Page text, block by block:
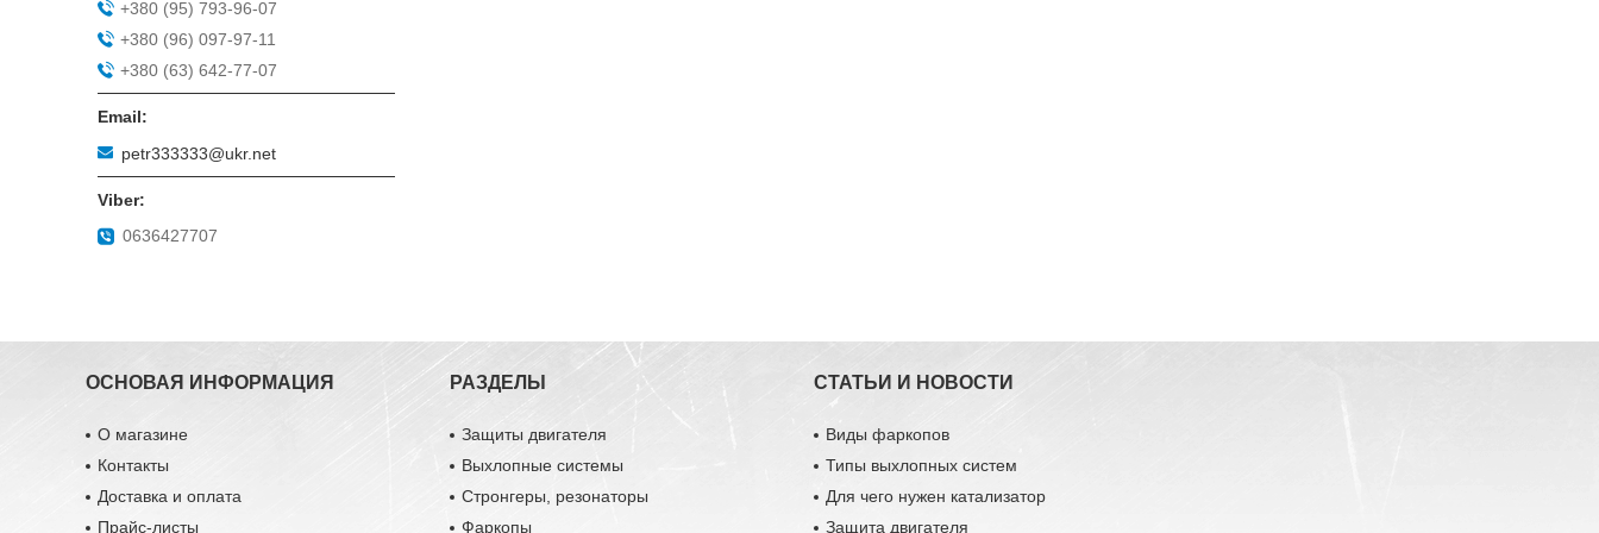
+380 (95) 793-96-07
+380 (96) 097-97-11
+380 (63) 642-77-07
petr333333@ukr.net
0636427707
ОСНОВАЯ ИНФОРМАЦИЯ
О магазине
Контакты
Доставка и оплата
Прайс-листы
РАЗДЕЛЫ
Защиты двигателя
Выхлопные системы
Стронгеры, резонаторы
Фаркопы
СТАТЬИ И НОВОСТИ
Виды фаркопов
Типы выхлопных систем
Для чего нужен катализатор
Защита двигателя